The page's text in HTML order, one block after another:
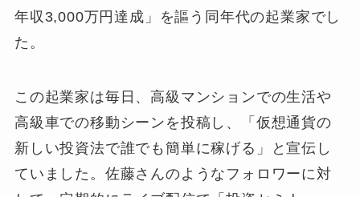
年収3,000万円達成」を謳う同年代の起業家でし
た。
この起業家は毎日、高級マンションでの生活や
高級車での移動シーンを投稿し、「仮想通貨の
新しい投資法で誰でも簡単に稼げる」と宣伝し
ていました。佐藤さんのようなフォロワーに対